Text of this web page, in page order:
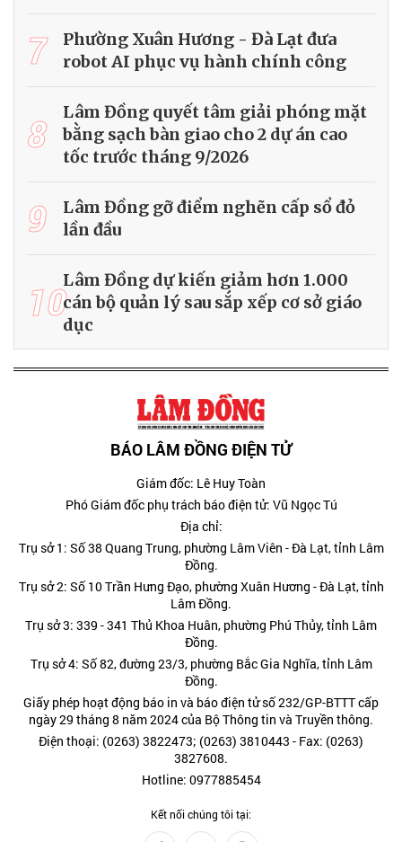
7
Phường Xuân Hương - Đà Lạt đưa
robot AI phục vụ hành chính công
8
Lâm Đồng quyết tâm giải phóng mặt
bằng sạch bàn giao cho 2 dự án cao
tốc trước tháng 9/2026
9
Lâm Đồng gỡ điểm nghẽn cấp sổ đỏ
lần đầu
10Lâm Đồng dự kiến giảm hơn 1.000
cán bộ quản lý sau sắp xếp cơ sở giáo
dục
BÁO LÂM ĐỒNG ĐIỆN TỬ
Giám đốc: Lê Huy Toàn
Phó Giám đốc phụ trách báo điện tử: Vũ Ngọc Tú
Địa chỉ:
Trụ sở 1: Số 38 Quang Trung, phường Lâm Viên - Đà Lạt, tỉnh Lâm
Đồng.
Trụ sở 2: Số 10 Trần Hưng Đạo, phường Xuân Hương - Đà Lạt, tỉnh
Lâm Đồng.
Trụ sở 3: 339 - 341 Thủ Khoa Huân, phường Phú Thủy, tỉnh Lâm
Đồng.
Trụ sở 4: Số 82, đường 23/3, phường Bắc Gia Nghĩa, tỉnh Lâm
Đồng.
Giấy phép hoạt động báo in và báo điện tử số 232/GP-BTTT cấp
ngày 29 tháng 8 năm 2024 của Bộ Thông tin và Truyền thông.
Điện thoại: (0263) 3822473; (0263) 3810443 - Fax: (0263)
3827608.
Hotline: 0977885454
Kết nối chúng tôi tại: